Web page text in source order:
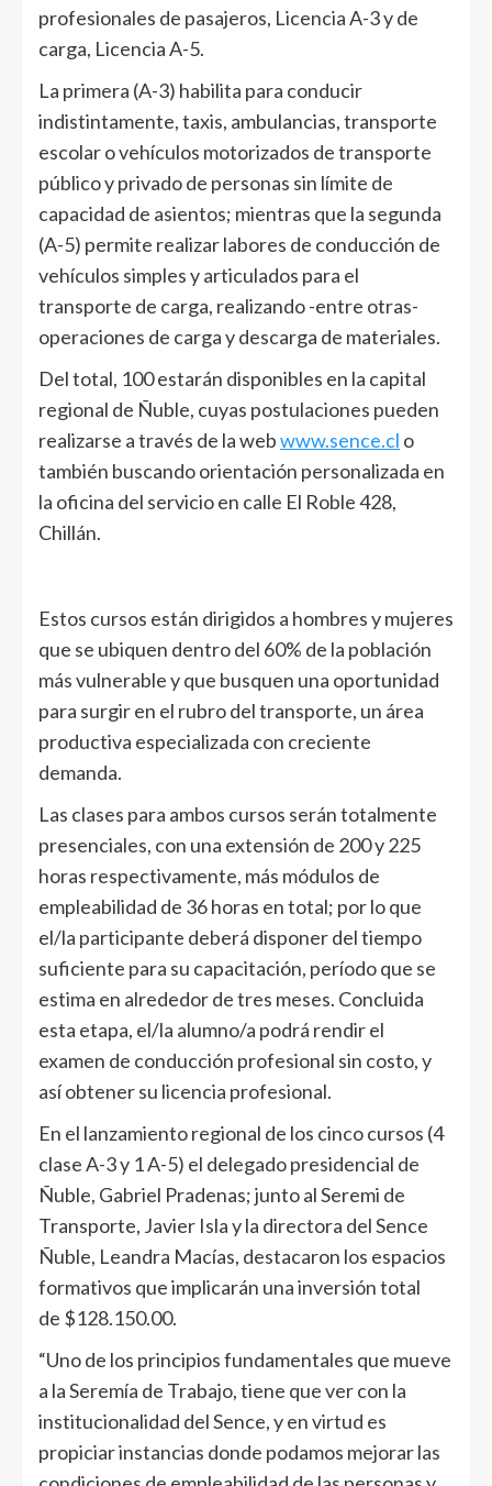
profesionales de pasajeros, Licencia A-3 y de
carga, Licencia A-5.
La primera (A-3) habilita para conducir
indistintamente, taxis, ambulancias, transporte
escolar o vehículos motorizados de transporte
público y privado de personas sin límite de
capacidad de asientos; mientras que la segunda
(A-5) permite realizar labores de conducción de
vehículos simples y articulados para el
transporte de carga, realizando -entre otras-
operaciones de carga y descarga de materiales.
Del total, 100 estarán disponibles en la capital
regional de Ñuble, cuyas postulaciones pueden
realizarse a través de la webwww.sence.cl o
también buscando orientación personalizada en
la oficina del servicio en calle El Roble 428,
Chillán.
Estos cursos están dirigidos a hombres y mujeres
que se ubiquen dentro del 60% de la población
más vulnerable y que busquen una oportunidad
para surgir en el rubro del transporte, un área
productiva especializada con creciente
demanda.
Las clases para ambos cursos serán totalmente
presenciales, con una extensión de 200 y 225
horas respectivamente, más módulos de
empleabilidad de 36 horas en total; por lo que
el/la participante deberá disponer del tiempo
suficiente para su capacitación, período que se
estima en alrededor de tres meses. Concluida
esta etapa, el/la alumno/a podrá rendir el
examen de conducción profesional sin costo, y
así obtener su licencia profesional.
En el lanzamiento regional de los cinco cursos (4
clase A-3 y 1 A-5) el delegado presidencial de
Ñuble, Gabriel Pradenas; junto al Seremi de
Transporte, Javier Isla y la directora del Sence
Ñuble, Leandra Macías, destacaron los espacios
formativos que implicarán una inversión total
de $128.150.00.
“Uno de los principios fundamentales que mueve
a la Seremía de Trabajo, tiene que ver con la
institucionalidad del Sence, y en virtud es
propiciar instancias donde podamos mejorar las